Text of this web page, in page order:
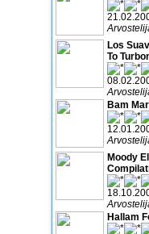
Los
To
Bam
Moody
Hallam